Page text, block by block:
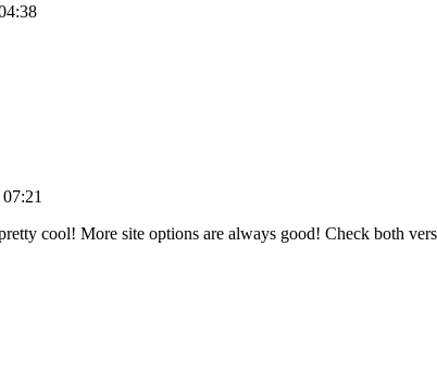
cool! More site options are always good! Check both